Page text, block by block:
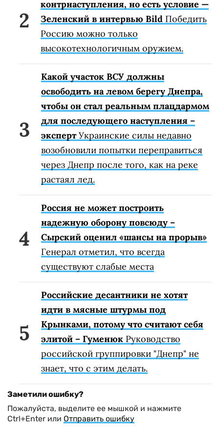
контрнаступления, но есть условие —
Зеленский в интервью Bild Победить
Россию можно только
высокотехнологичным оружием.
Какой участок ВСУ должны
освободить на левом берегу Днепра,
чтобы он стал реальным плацдармом
для последующего наступления –
экспертУкраинские силы недавно
возобновили попытки переправиться
через Днепр после того, как на реке
растаял лед.
Россия не может построить
надежную оборону повсюду –
Сырский оценил «шансы на прорыв»
Генерал отметил, что всегда
существуют слабые места
Российские десантники не хотят
идти в мясные штурмы под
Крынками, потому что считают себя
элитой – Гуменюк Руководство
российской группировки "Днепр" не
знает, что с этим делать.
Заметили ошибку?
Пожалуйста, выделите ее мышкой и нажмите
Ctrl+Enter или Отправить ошибку